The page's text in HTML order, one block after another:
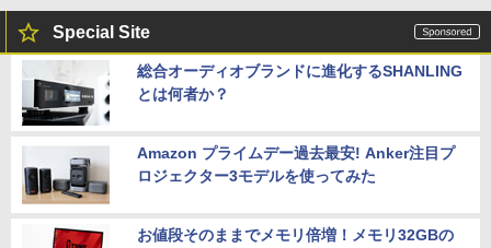
Special Site
総合オーディオブランドに進化するSHANLING
とは何者か？
Amazon プライムデー過去最安! Anker注目プ
ロジェクター3モデルを使ってみた
お値段そのままでメモリ倍増！メモリ32GBの